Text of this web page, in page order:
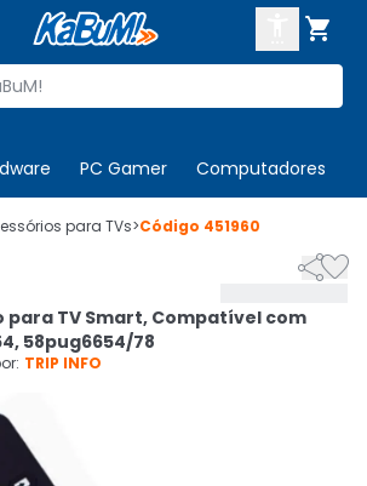

PC Gamer Computadores
sua conta
libras
CADASTRE-SE
para TVs>Código 451960

para TV Smart, Compatível com
58pug6654/78
TRIP INFO